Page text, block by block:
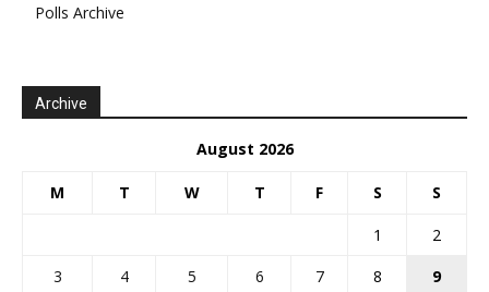
Polls Archive
Archive
August 2026
M T W T F S S
1
2
3
4 5 6 7 8
9